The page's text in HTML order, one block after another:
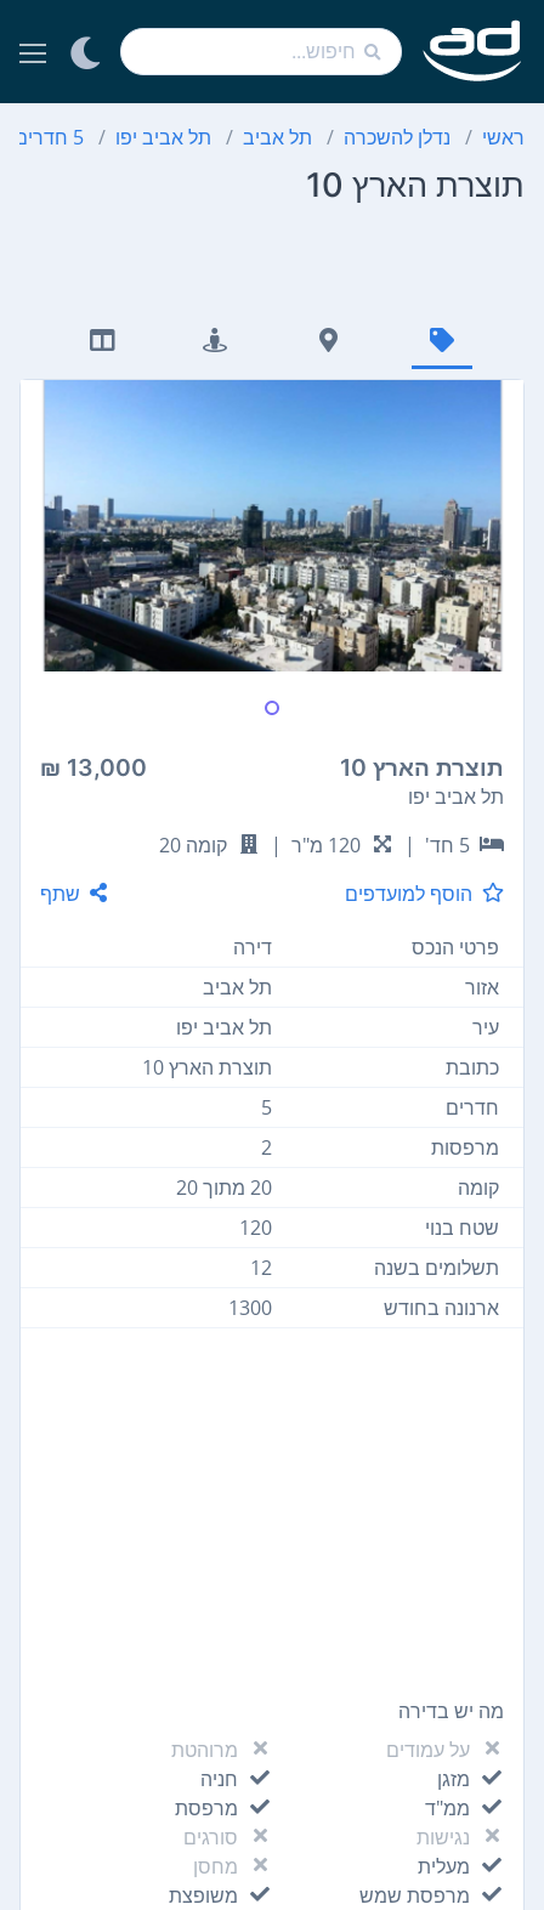
ראשי נדלן להשכרה תל אביב תל אביב יפו 5 חדרים
תוצרת הארץ 10
תוצרת הארץ 10 13,000 ₪
תל אביב יפו
5 חד'
| 120 מ"ר |
קומה 20
הוסף למועדפים
שתף
פרטי הנכס
דירה
אזור
תל אביב
עיר
תל אביב יפו
כתובת
תוצרת הארץ 10
חדרים
5
מרפסות
2
קומה
20 מתוך 20
שטח בנוי
120
תשלומים בשנה
12
ארנונה בחודש
1300
מה יש בדירה
על עמודים
מרוהטת
מזגן
חניה
ממ"ד
מרפסת
נגישות
סורגים
מעלית
מחסן
מרפסת שמש
משופצת